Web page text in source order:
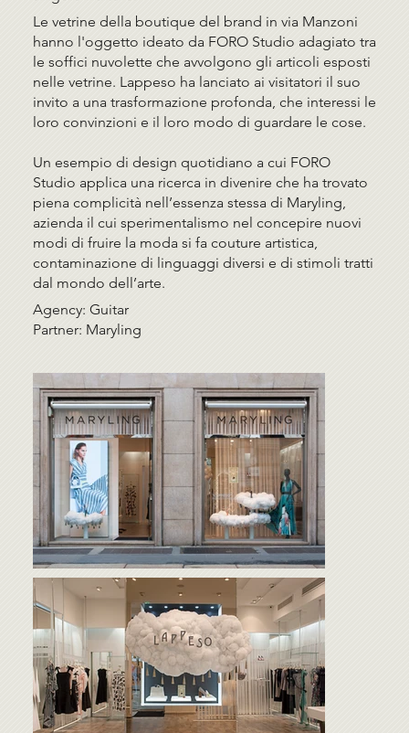
Le vetrine della boutique del brand in via Manzoni
hanno l'oggetto ideato da FORO Studio adagiato tra
le soffici nuvolette che avvolgono gli articoli esposti
nelle vetrine. Lappeso ha lanciato ai visitatori il suo
invito a una trasformazione profonda, che interessi le
loro convinzioni e il loro modo di guardare le cose.
Un esempio di design quotidiano a cui FORO
Studio applica una ricerca in divenire che ha trovato
piena complicità nell’essenza stessa di Maryling,
azienda il cui sperimentalismo nel concepire nuovi
modi di fruire la moda si fa couture artistica,
contaminazione di linguaggi diversi e di stimoli tratti
dal mondo dell’arte.
Agency: Guitar
Partner: Maryling